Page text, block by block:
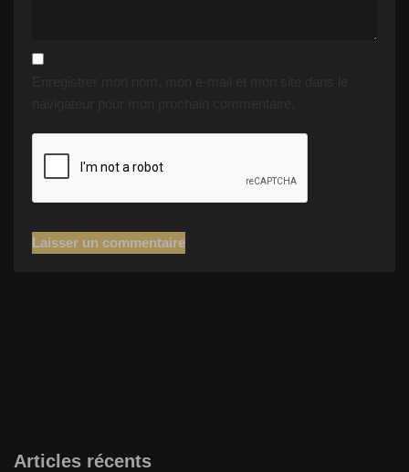
Articles récents